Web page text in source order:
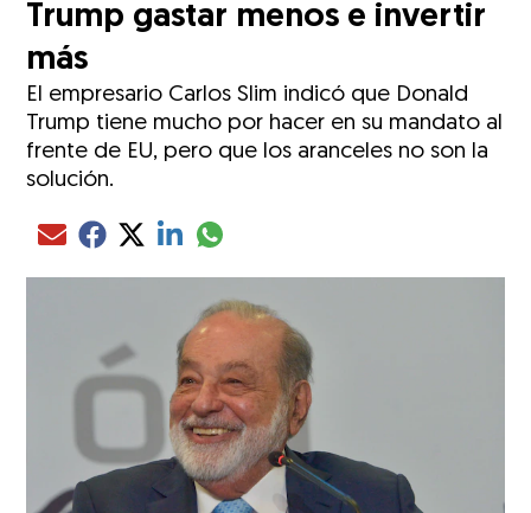
Trump gastar menos e invertir
más
El empresario Carlos Slim indicó que Donald
Trump tiene mucho por hacer en su mandato al
frente de EU, pero que los aranceles no son la
solución.
Compartir el artículo actual mediante Email
Compartir el artículo actual mediante Facebook
Compartir el artículo actual mediante Twitter
Compartir el artículo actual mediante LinkedIn
Compartir el artículo actual mediante